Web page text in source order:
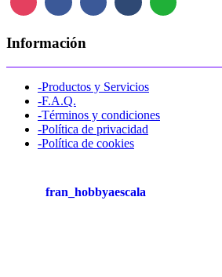
Información
-Productos y Servicios
-F.A.Q.
-Términos y condiciones
-Política de privacidad
-Política de cookies
fran_hobbyaescala